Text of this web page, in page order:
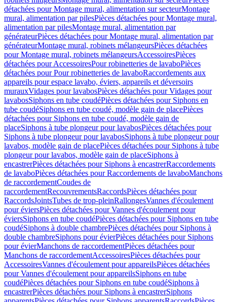
détachées pour Montage mural, alimentation sur secteurMontage
mural, alimentation par pilesPièces détachées pour Montage mural,
alimentation par pilesMontage mural, alimentation par
générateurPièces détachées pour Montage mural, alimentation par
générateurMontage mural, robinets mélangeursPièces détachées
pour Montage mural, robinets mélangeursAccessoiresPièces
détachées pour AccessoiresPour robinetteries de lavaboPièces
détachées pour Pour robinetteries de lavaboRaccordements aux
appareils pour espace lavabo, éviers, appareils et déversoirs
murauxVidages pour lavabosPièces détachées pour Vidages pour
lavabosSiphons en tube coudéPièces détachées pour Siphons en
tube coudéSiphons en tube coudé, modèle gain de placePièces
détachées pour Siphons en tube coudé, modèle gain de
placeSiphons à tube plongeur pour lavabosPièces détachées pour
Siphons à tube plongeur pour lavabosSiphons à tube plongeur pour
lavabos, modèle gain de placePièces détachées pour Siphons à tube
plongeur pour lavabos, modèle gain de placeSiphons à
encastrerPièces détachées pour Siphons à encastrerRaccordements
de lavaboPièces détachées pour Raccordements de lavaboManchons
de raccordementCoudes de
raccordementRecouvrementsRaccordsPièces détachées pour
RaccordsJointsTubes de trop-pleinRallongesVannes d'écoulement
pour éviersPièces détachées pour Vannes d'écoulement pour
éviersSiphons en tube coudéPièces détachées pour Siphons en tube
coudéSiphons à double chambrePièces détachées pour Siphons à
double chambreSiphons pour évierPièces détachées pour Siphons
pour évierManchons de raccordementPièces détachées pour
Manchons de raccordementAccessoiresPièces détachées pour
AccessoiresVannes d'écoulement pour appareilsPièces détachées
pour Vannes d'écoulement pour appareilsSiphons en tube
coudéPièces détachées pour Siphons en tube coudéSiphons à
encastrerPièces détachées pour Siphons à encastrerSiphons